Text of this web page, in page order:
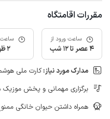
مقررات اقامتگاه
ساعت ورود از
4 عصر تا 12 شب 2 ظهر
مدارک مورد نیاز:کارت ملی
برگزاری مهمانی و پخش
همراه داشتن حیوان خانگی